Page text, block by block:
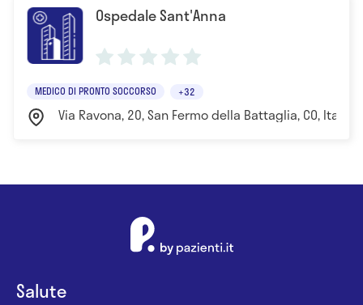
Ospedale Sant'Anna
MEDICO DI PRONTO SOCCORSO +32
Via Ravona, 20, San Fermo della Battaglia, CO, Italia
Salute